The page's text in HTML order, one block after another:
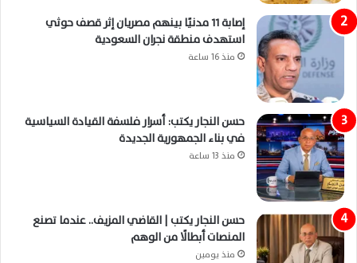
إصابة 11 مدنيًا بينهم مصريان إثر قصف حوثي
استهدف منطقة نجران السعودية
منذ 16 ساعة
حسن النجار يكتب: أسرار فلسفة القيادة السياسية
في بناء الجمهورية الجديدة
منذ 13 ساعة
حسن النجار يكتب | القاضي المزيف.. عندما تصنع
المنصات أبطالًا من الوهم
منذ يومين